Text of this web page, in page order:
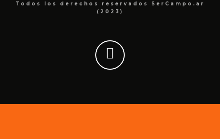
Todos los derechos reservados SerCampo.ar
(2023)